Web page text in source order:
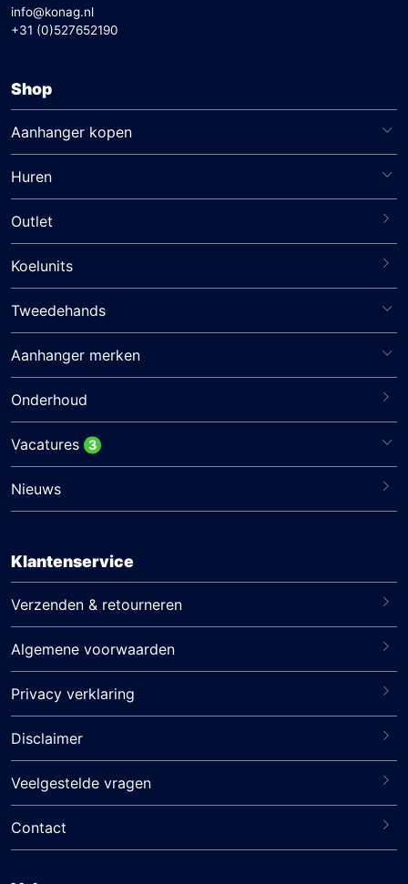
info@konag.nl
+31 (0)527652190
Shop
Aanhanger kopen
Huren
Outlet
Koelunits
Tweedehands
Aanhanger merken
Onderhoud
Vacatures 3
Nieuws
Klantenservice
Verzenden & retourneren
Algemene voorwaarden
Privacy verklaring
Disclaimer
Veelgestelde vragen
Contact